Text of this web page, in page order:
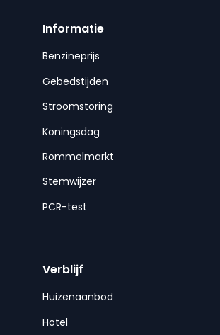
Informatie
Benzineprijs
Gebedstijden
Stroomstoring
Koningsdag
Rommelmarkt
Stemwijzer
PCR-test
Verblijf
Huizenaanbod
Hotel